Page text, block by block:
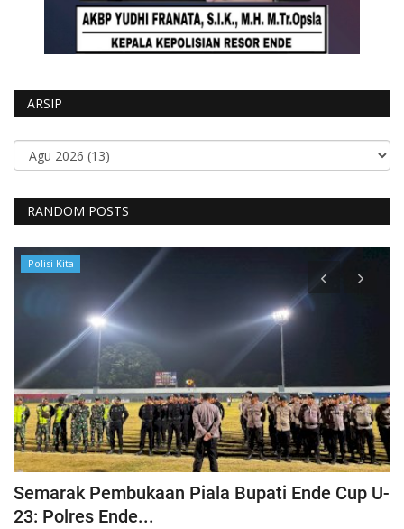
ARSIP
RANDOM POSTS
Polisi Kita
Semarak Pembukaan Piala Bupati Ende Cup U-
23: Polres Ende...